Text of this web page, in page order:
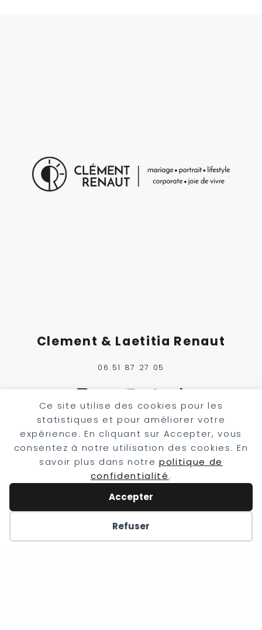
Clement & Laetitia Renaut
06 51 87 27 05
Ce site utilise des cookies pour les
statistiques et pour améliorer votre
expérience. En cliquant sur Accepter, vous
consentez à notre utilisation des cookies. En
savoir plus dans notrepolitique de
confidentialité.
Accepter
Refuser